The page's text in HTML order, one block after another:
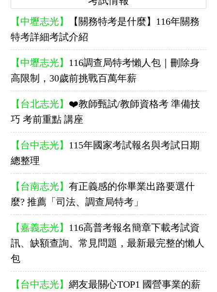
【中壢志光】
【關務特考是什麼】116年關務
特考詳細考試介紹
【中壢志光】 116調查局特考懶人包｜刪除身
高限制，30歲前挑戰百萬年薪
【台北志光】 ❤️教師甄試/教師資格考 準備技
巧 考前重點 講座
【台中志光】 115年國家考試報名與考試日期
總整理
【台南志光】 有正義感的你畢業出路要選什
麼? 推薦「司法、調查局特考」
【嘉義志光】 116高普考報名簡章下載考試資
訊、缺額查詢、常見問題，最新最完整的懶人
包
【台中志光】 網友最關心TOP1 國營事業的薪